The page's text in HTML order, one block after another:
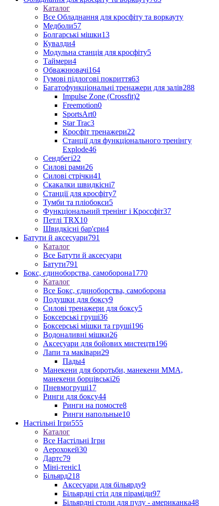
Каталог
Все Обладнання для кросфіту та воркауту
Медболи57
Болгарські мішки13
Кувалди4
Модульна станція для кросфіту5
Таймери4
Обважнювачі164
Гумові підлогові покриття63
Багатофункціональні тренажери для залів288
Impulse Zone (Crossfit)2
Freemotion0
SportsArt0
Star Trac3
Кросфіт тренажери22
Станції для функціонального тренінгу
Explode46
Сендбегі22
Силові рами26
Силові стрічки41
Скакалки швидкісні7
Станції для кросфіту7
Тумби та пліобокси5
Функціональний тренінг і Кроссфіт37
Петлі TRX10
Швидкісні бар'єри4
Батути й аксесуари791
Каталог
Все Батути й аксесуари
Батути791
Бокс, єдиноборства, самоборона1770
Каталог
Все Бокс, єдиноборства, самоборона
Подушки для боксу9
Силові тренажери для боксу5
Боксерські груші36
Боксерські мішки та груші196
Водоналивні мішки26
Аксесуари для бойових мистецтв196
Лапи та маківари29
Пады4
Манекени для боротьби, манекени ММА,
манекени борцівські26
Пневмогруші17
Ринги для боксу44
Ринги на помосте8
Ринги напольные10
Настільні Ігри555
Каталог
Все Настільні Ігри
Аерохокей30
Дартс79
Міні-теніс1
Більярд218
Аксесуари для більярду9
Більярдні стіл для піраміди97
Більярдні столи для пулу - американка48